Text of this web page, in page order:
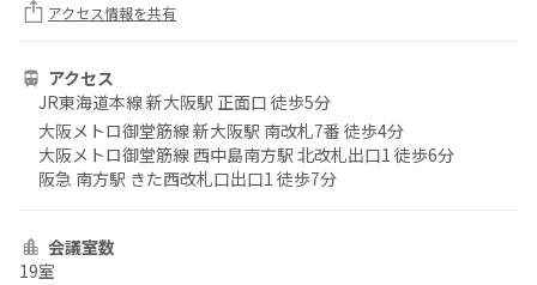
アクセス情報を共有
アクセス
JR東海道本線 新大阪駅 正面口 徒歩5分
大阪メトロ御堂筋線 新大阪駅 南改札7番 徒歩4分
大阪メトロ御堂筋線 西中島南方駅 北改札出口1 徒歩6分
阪急 南方駅 きた西改札口出口1 徒歩7分
会議室数
19室